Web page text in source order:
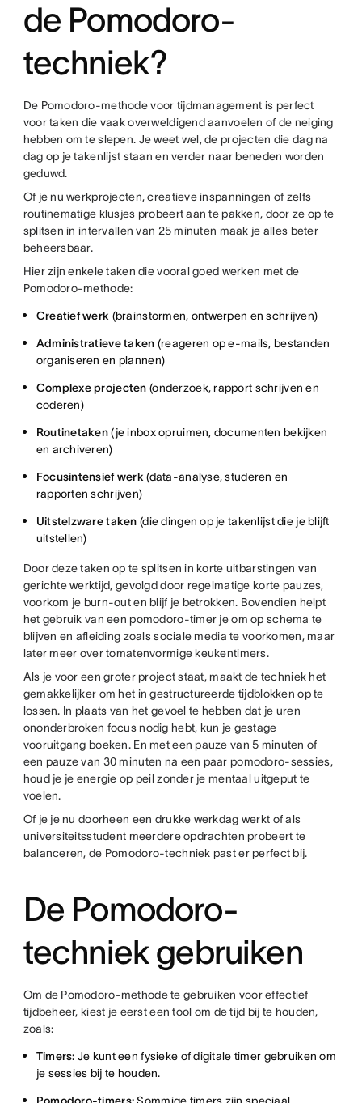
de Pomodoro-
techniek?
De Pomodoro-methode voor tijdmanagement is perfect
voor taken die vaak overweldigend aanvoelen of de neiging
hebben om te slepen. Je weet wel, de projecten die dag na
dag op je takenlijst staan en verder naar beneden worden
geduwd.
Of je nu werkprojecten, creatieve inspanningen of zelfs
routinematige klusjes probeert aan te pakken, door ze op te
splitsen in intervallen van 25 minuten maak je alles beter
beheersbaar.
Hier zijn enkele taken die vooral goed werken met de
Pomodoro-methode:
Creatief werk (brainstormen, ontwerpen en schrijven)
Administratieve taken (reageren op e-mails, bestanden
organiseren en plannen)
Complexe projecten (onderzoek, rapport schrijven en
coderen)
Routinetaken(je inbox opruimen, documenten bekijken
en archiveren)
Focusintensief werk (data-analyse, studeren en
rapporten schrijven)
Uitstelzware taken (die dingen op je takenlijst die je blijft
uitstellen)
Door deze taken op te splitsen in korte uitbarstingen van
gerichte werktijd, gevolgd door regelmatige korte pauzes,
voorkom je burn-out en blijf je betrokken. Bovendien helpt
het gebruik van een pomodoro-timer je om op schema te
blijven en afleiding zoals sociale media te voorkomen, maar
later meer over tomatenvormige keukentimers.
Als je voor een groter project staat, maakt de techniek het
gemakkelijker om het in gestructureerde tijdblokken op te
lossen. In plaats van het gevoel te hebben dat je uren
ononderbroken focus nodig hebt, kun je gestage
vooruitgang boeken. En met een pauze van 5 minuten of
een pauze van 30 minuten na een paar pomodoro-sessies,
houd je je energie op peil zonder je mentaal uitgeput te
voelen.
Of je je nu doorheen een drukke werkdag werkt of als
universiteitsstudent meerdere opdrachten probeert te
balanceren, de Pomodoro-techniek past er perfect bij.
De Pomodoro-
techniek gebruiken
Om de Pomodoro-methode te gebruiken voor effectief
tijdbeheer, kiest je eerst een tool om de tijd bij te houden,
zoals:
Timers: Je kunt een fysieke of digitale timer gebruiken om
je sessies bij te houden.